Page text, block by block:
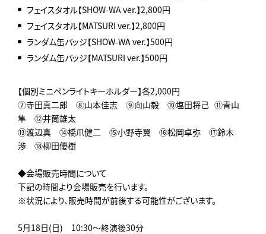
フェイスタオル【SHOW-WA ver.】2,800円
フェイスタオル【MATSURI ver.】2,800円
ランダム缶バッジ【SHOW-WA ver.】500円
ランダム缶バッジ【MATSURI ver.】500円
【個別ミニペンライトキーホルダー】各2,000円
⑦寺田真二郎 ⑧山本佳志 ⑨向山毅 ⑩塩田将己 ⑪青山
隼 ⑫井筒雄太
⑬渡辺真 ⑭橋爪健二 ⑮小野寺翼 ⑯松岡卓弥 ⑰鈴木
渉 ⑱柳田優樹
◆会場販売時間について
下記の時間より会場販売を行います。
※状況により、販売時間が前後する可能性がございます。
5月18日(日) 10:30～終演後30分